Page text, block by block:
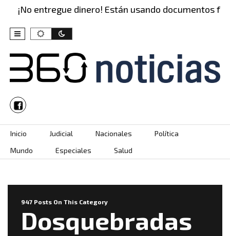
entregue dinero! Están usando documentos falsos
Skip to content
Inicio Judicial Nacionales
Política
Mundo
Especiales Salud
947 Posts On This Category
Dosquebradas